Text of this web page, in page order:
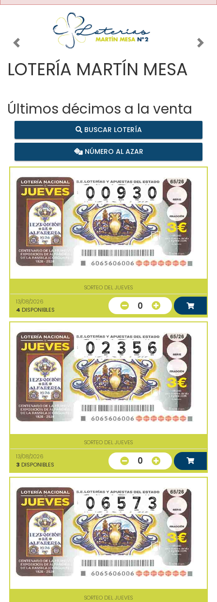
Imagen anterior
LOTERÍA MARTÍN MESA
Últimos décimos a la venta
BUSCAR LOTERÍA
NÚMERO AL AZAR
SORTEO DEL JUEVES
13/08/2026
4 DISPONIBLES 0
SORTEO DEL JUEVES
13/08/2026
3 DISPONIBLES 0
SORTEO DEL JUEVES